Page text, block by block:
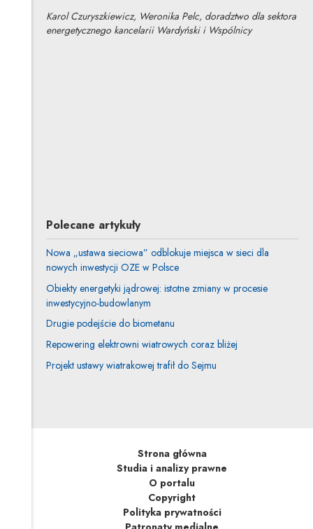
Karol Czuryszkiewicz, Weronika Pelc, doradztwo dla sektora
energetycznego kancelarii Wardyński i Wspólnicy
Polecane artykuły
Nowa „ustawa sieciowa” odblokuje miejsca w sieci dla
nowych inwestycji OZE w Polsce
Obiekty energetyki jądrowej: istotne zmiany w procesie
inwestycyjno-budowlanym
Drugie podejście do biometanu
Repowering elektrowni wiatrowych coraz bliżej
Projekt ustawy wiatrakowej trafił do Sejmu
Strona główna
Studia i analizy prawne
O portalu
Copyright
Polityka prywatności